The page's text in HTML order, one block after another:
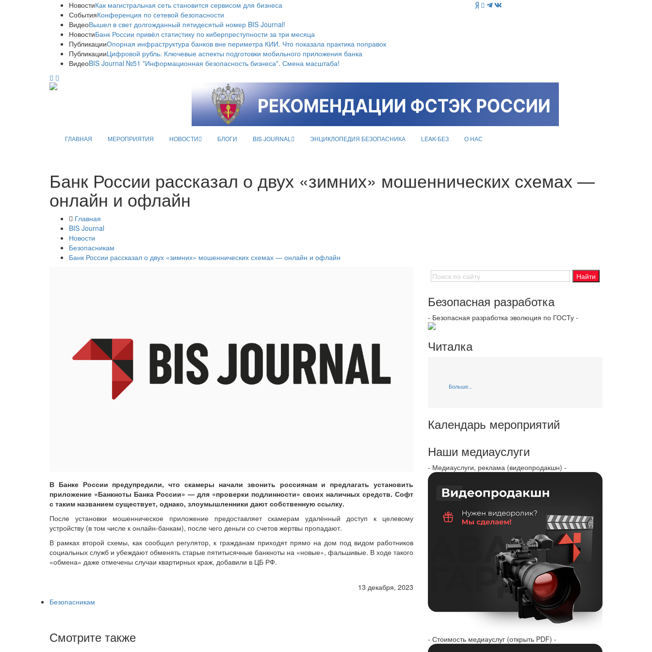
НовостиКак магистральная сеть становится сервисом для бизнеса
СобытияКонференция по сетевой безопасности
ВидеоВышел в свет долгожданный пятидесятый номер BIS Journal!
НовостиБанк России привёл статистику по киберпреступности за три месяца
ПубликацииОпорная инфраструктура банков вне периметра КИИ. Что показала практика поправок
ПубликацииЦифровой рубль. Ключевые аспекты подготовки мобильного приложения банка
ВидеоBIS Journal №51 "Информационная безопасность бизнеса". Смена масштаба!
ГЛАВНАЯ МЕРОПРИЯТИЯ НОВОСТИ БЛОГИ BIS JOURNAL ЭНЦИКЛОПЕДИЯ БЕЗОПАСНИКА LEAK-БЕЗ О НАС
Банк России рассказал о двух «зимних» мошеннических схемах —
онлайн и офлайн
Главная
BIS Journal
Новости
Безопасникам
Банк России рассказал о двух «зимних» мошеннических схемах — онлайн и офлайн
В Банке России предупредили, что скамеры начали звонить россиянам и предлагать установить
приложение «Банкноты Банка России» — для «проверки подлинности» своих наличных средств. Софт
с таким названием существует, однако, злоумышленники дают собственную ссылку.
После установки мошенническое приложение предоставляет скамерам удалённый доступ к целевому
устройству (в том числе к онлайн-банкам), после чего деньги со счетов жертвы пропадают.
В рамках второй схемы, как сообщил регулятор, к гражданам приходят прямо на дом под видом работников
социальных служб и убеждают обменять старые пятитысячные банкноты на «новые», фальшивые. В ходе такого
«обмена» даже отмечены случаи квартирных краж, добавили в ЦБ РФ.
13 декабря, 2023
Безопасникам
Смотрите также
Безопасная разработка
- Безопасная разработка эволюция по ГОСТу -
Читалка
Больше...
Календарь мероприятий
Наши медиауслуги
- Медиауслуги, реклама (видеопродакшн) -
- Стоимость медиауслуг (открыть PDF) -